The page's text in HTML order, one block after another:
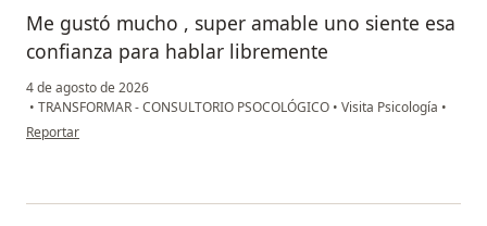
Me gustó mucho , super amable uno siente esa
confianza para hablar libremente
4 de agosto de 2026
• TRANSFORMAR - CONSULTORIO PSOCOLÓGICO • Visita Psicología •
en opinión del usuario E.J.T
Reportar